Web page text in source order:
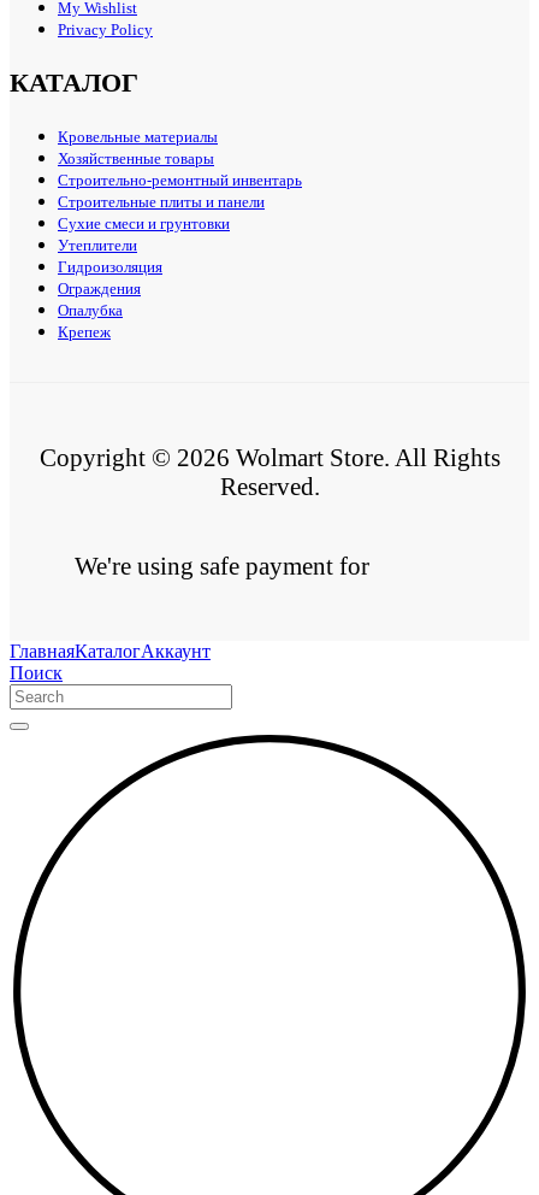
My Wishlist
Privacy Policy
КАТАЛОГ
Кровельные материалы
Хозяйственные товары
Строительно-ремонтный инвентарь
Строительные плиты и панели
Сухие смеси и грунтовки
Утеплители
Гидроизоляция
Ограждения
Опалубка
Крепеж
Copyright © 2026 Wolmart Store. All Rights
Reserved.
We're using safe payment for
ГлавнаяКаталогАккаунт
Поиск